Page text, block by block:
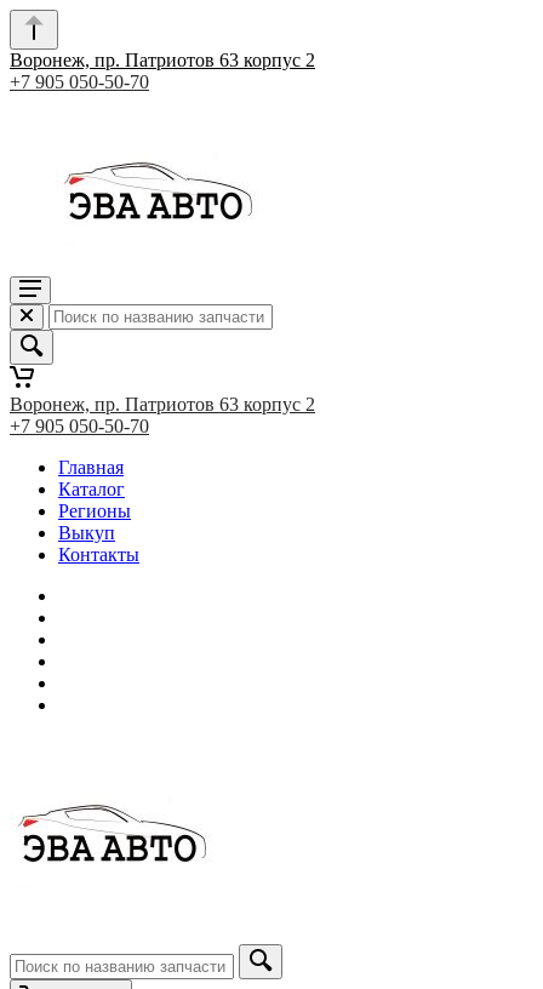
Воронеж, пр. Патриотов 63 корпус 2
+7 905 050-50-70
Воронеж, пр. Патриотов 63 корпус 2
+7 905 050-50-70
Главная
Каталог
Регионы
Выкуп
Контакты